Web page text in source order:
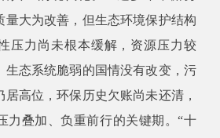
量大为改善，但生态环境保护结构
压力尚未根本缓解，资源压力较
生态系统脆弱的国情没有改变，污
高位，环保历史欠账尚未还清，
力叠加、负重前行的关键期。“十